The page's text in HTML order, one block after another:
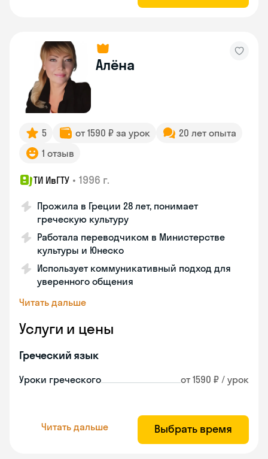
Алёна
5 от 1590 ₽ за урок
20 лет опыта
1 отзыв
ТИ ИвГТУ • 1996 г.
Прожила в Греции 28 лет, понимает
греческую культуру
Работала переводчиком в Министерстве
культуры и Юнеско
Использует коммуникативный подход для
уверенного общения
Читать дальше
Услуги и цены
Греческий язык
Уроки греческого от 1590 ₽ / урок
Читать дальше Выбрать время